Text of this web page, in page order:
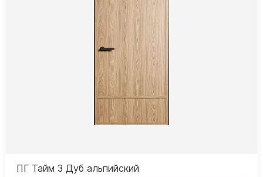
ПГ Тайм 3 Дуб альпийский